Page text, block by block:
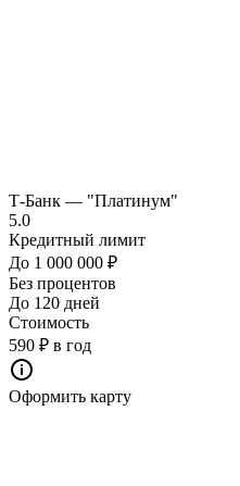
Т-Банк — "Платинум"
5.0
Кредитный лимит
До 1 000 000 ₽
Без процентов
До 120 дней
Стоимость
590 ₽ в год
Оформить карту